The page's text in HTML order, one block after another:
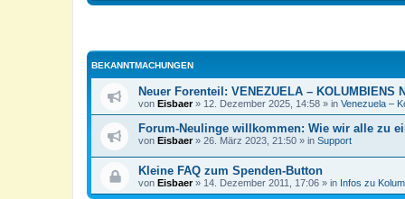
BEKANNTMACHUNGEN
Neuer Forenteil: VENEZUELA – KOLUMBIENS
von Eisbaer» 12. Dezember 2025, 14:58 » in Venezuela –
Forum-Neulinge willkommen: Wie wir alle zu
von Eisbaer» 26. März 2023, 21:50 » in Support
Kleine FAQ zum Spenden-Button
von Eisbaer» 14. Dezember 2011, 17:06 » in Infos zu